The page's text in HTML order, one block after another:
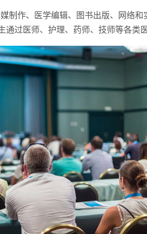
制作、医学编辑、图书出版、网络
过医师、护理、药师、技师等各类医